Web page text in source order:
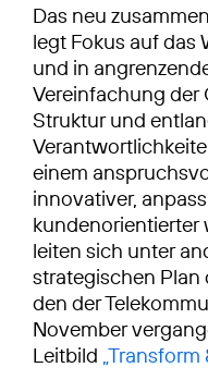
Das neu
legt Fokus auf das
und in
Vereinfachung der
Struktur und
einem
innovativer,
kundenorientierter
leiten sich unter
strategischen Plan
den der
November
Leitbild